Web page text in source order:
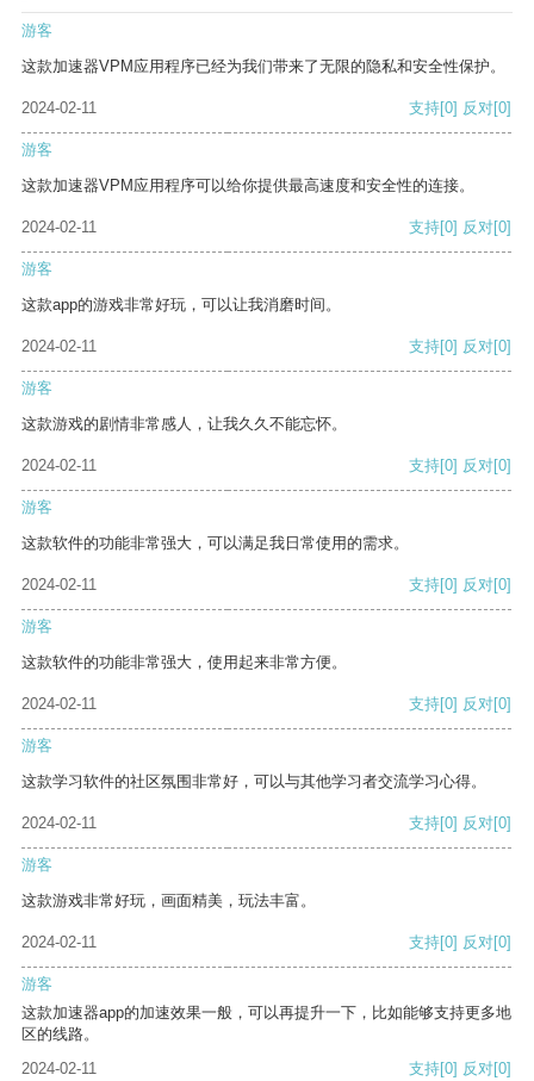
游客
这款加速器VPM应用程序已经为我们带来了无限的隐私和安全性保护。
2024-02-11 支持[0] 反对[0]
游客
这款加速器VPM应用程序可以给你提供最高速度和安全性的连接。
2024-02-11 支持[0] 反对[0]
游客
这款app的游戏非常好玩，可以让我消磨时间。
2024-02-11 支持[0] 反对[0]
游客
这款游戏的剧情非常感人，让我久久不能忘怀。
2024-02-11 支持[0] 反对[0]
游客
这款软件的功能非常强大，可以满足我日常使用的需求。
2024-02-11 支持[0] 反对[0]
游客
这款软件的功能非常强大，使用起来非常方便。
2024-02-11 支持[0] 反对[0]
游客
这款学习软件的社区氛围非常好，可以与其他学习者交流学习心得。
2024-02-11 支持[0] 反对[0]
游客
这款游戏非常好玩，画面精美，玩法丰富。
2024-02-11 支持[0] 反对[0]
游客
这款加速器app的加速效果一般，可以再提升一下，比如能够支持更多地
区的线路。
2024-02-11
支持[0] 反对[0]